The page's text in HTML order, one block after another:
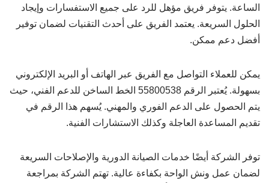
الساعة. يتوفر فريق مؤهل للرد على جميع الاستفسارات وإيجاد
الحلول السريعة. يعتمد الفريق على أحدث التقنيات لضمان توفير
أفضل دعم ممكن.
يمكن للعملاء التواصل مع الفريق عبر الهاتف أو البريد الإلكتروني
بسهولة. يُعتبر الرقم 55800538 الخط الساخن للدعم الفني، حيث
يتم الحصول على الدعم الفوري والمهني. يُسهم هذا الرقم في
تقديم المساعدة العاجلة وكذلك الاستشارات الفنية.
توفر الشركة أيضًا خدمات الصيانة الدورية والإصلاحات السريعة
لضمان عمل ونش الواحة بكفاءة عالية. تهتم الشركة بمراجعة